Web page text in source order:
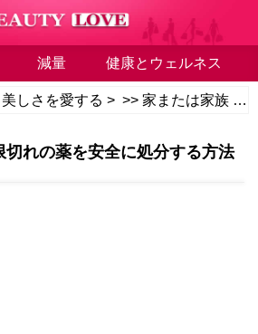
減量 健康とウェルネス
美しさを愛する > >>家または家族
切れの薬を安全に処分する方法